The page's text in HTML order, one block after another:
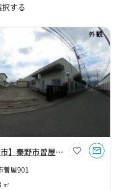
する
【神奈川県秦野市】秦野市曽屋149坪工場
曽屋901
㎡